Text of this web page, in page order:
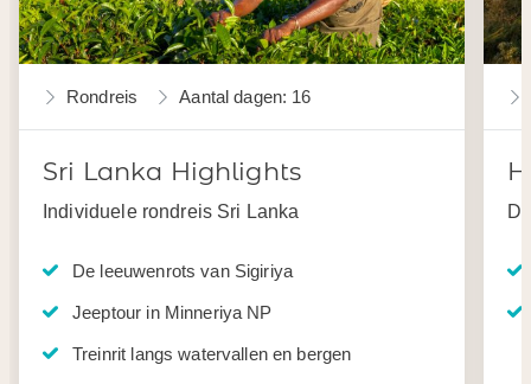
Rondreis Aantal dagen: 16
Sri Lanka Highlights
Individuele rondreis Sri Lanka
De leeuwenrots van Sigiriya
Jeeptour in Minneriya NP
Treinrit langs watervallen en bergen